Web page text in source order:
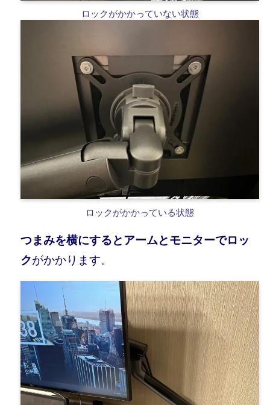
ロックがかかっていない状態
ロックがかかっている状態
つまみを横にするとアームとモニターでロッ
クがかかります。